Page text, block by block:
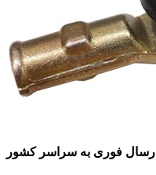
ارسال فوری به سراسر کشور